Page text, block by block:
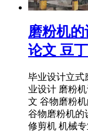
磨粉机
论文 豆
毕业设计立式
业设计 磨粉
文 谷物磨粉
谷物磨粉机的
修剪机 机械